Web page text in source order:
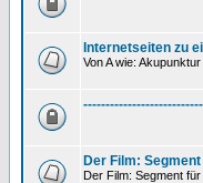
Internetseiten zu
Von A wie:
Der Film: Segment
Der Film: Segment